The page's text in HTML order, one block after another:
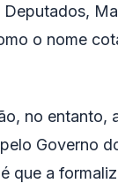
Deputados,
o nome
no entanto,
Governo
que a